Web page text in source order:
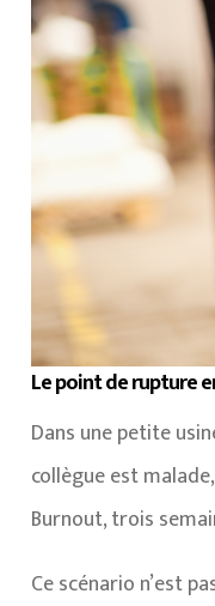
Le point de rupture
Dans une petite
collègue est
Burnout, trois
Ce scénario n’est